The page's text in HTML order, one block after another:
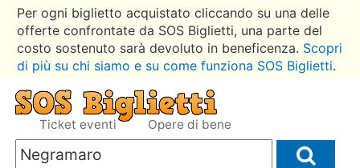
Per ogni biglietto acquistato cliccando su una delle
offerte confrontate da SOS Biglietti, una parte del
costo sostenuto sarà devoluto in beneficenza. Scopri
di più su chi siamo e su come funziona SOS Biglietti.
Ticket eventi Opere di bene